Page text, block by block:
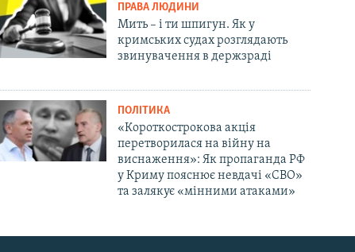
ПРАВА ЛЮДИНИ
Мить – і ти шпигун. Як у
кримських судах розглядають
звинувачення в держзраді
ПОЛІТИКА
«Короткострокова акція
перетворилася на війну на
виснаження»: Як пропаганда РФ
у Криму пояснює невдачі «СВО»
та залякує «мінними атаками»